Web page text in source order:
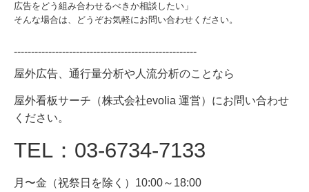
広告をどう組み合わせるべきか相談したい」
そんな場合は、どうぞお気軽にお問い合わせください。
-----------------------------------------------------
屋外広告、通行量分析や人流分析のことなら
屋外看板サーチ（株式会社evolia 運営）にお問い合わせ
ください。
TEL：03-6734-7133
月〜金（祝祭日を除く）10:00～18:00